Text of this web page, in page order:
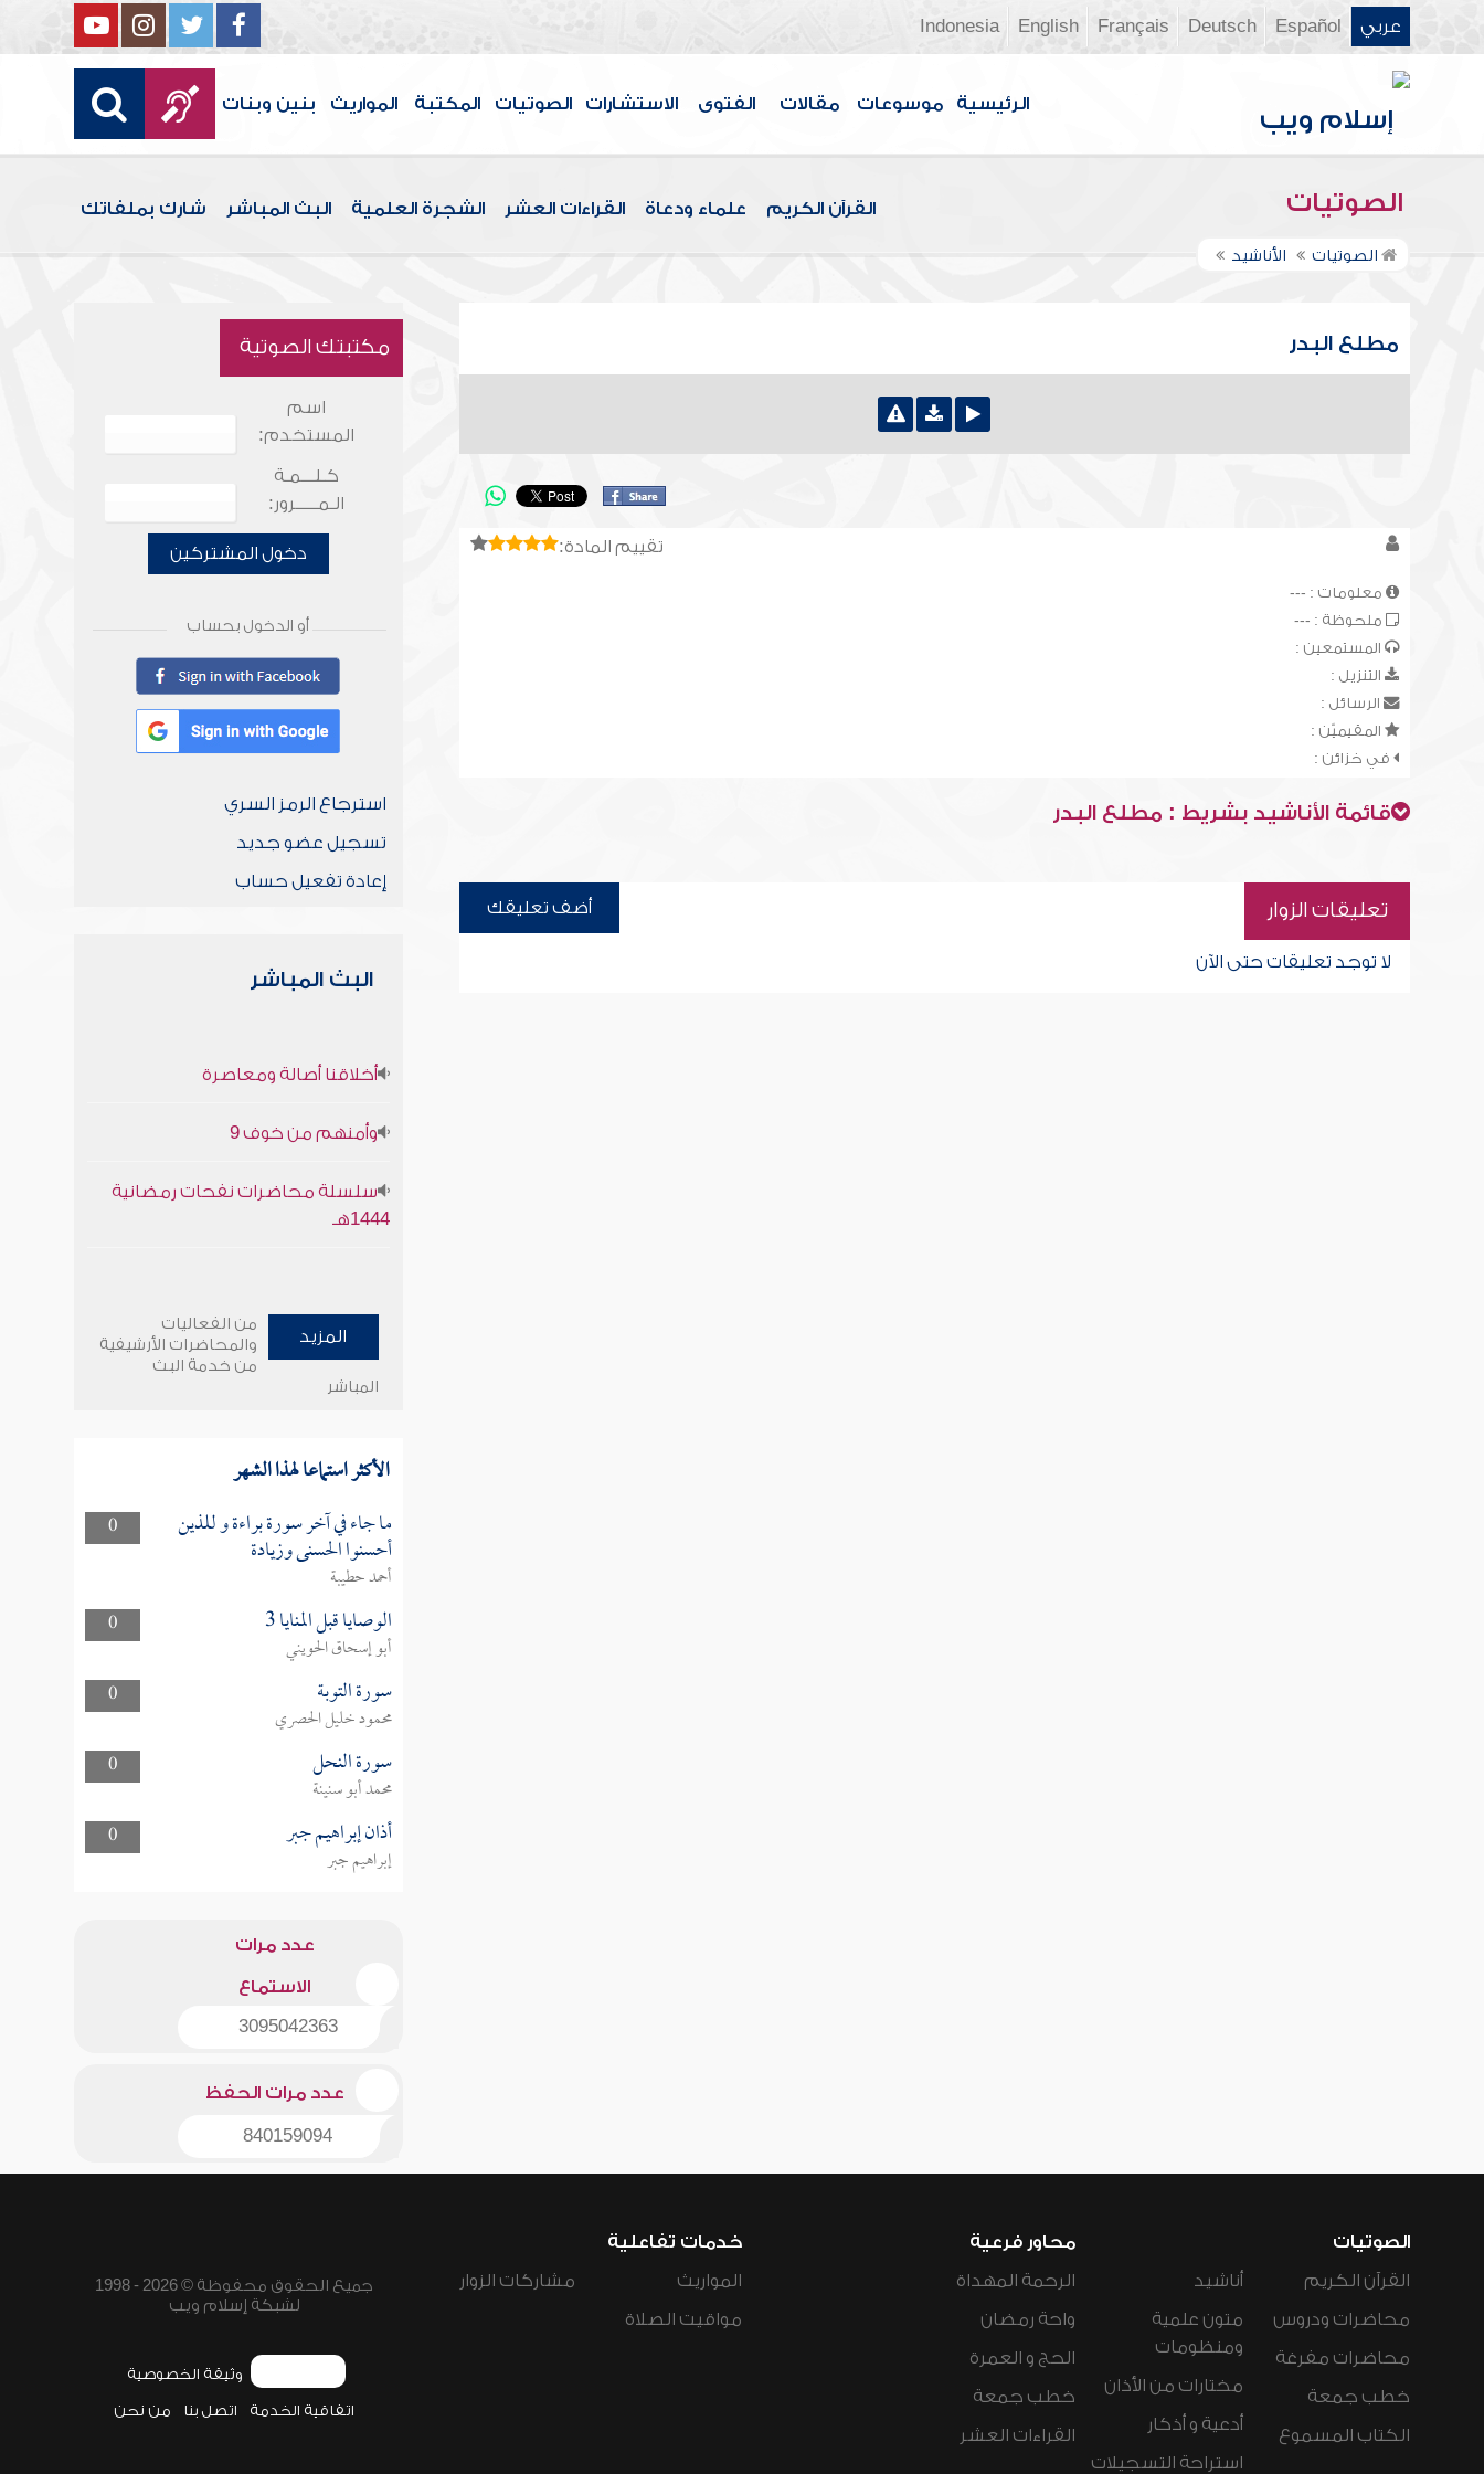
عربي Español
Deutsch
Français
English
Indonesia
الرئيسية موسوعات مقالات الفتوى الاستشارات الصوتيات المكتبة المواريث بنين وبنات
الصوتيات القرآن الكريم علماء ودعاة القراءات العشر الشجرة العلمية البث المباشر شارك بملفاتك
الصوتيات الأناشيد
مطلع البدر
تقييم المادة:
معلومات : ---
ملحوظة : ---
المستمعين :
التنزيل :
الرسائل :
المقيميّن :
في خزائن :
قائمة الأناشيد بشريط : مطلع البدر
تعليقات الزوار أضف تعليقك
لا توجد تعليقات حتى الآن
مكتبتك الصوتية
اسم
المستخدم:
كـلـــمـة
الـمـــــرور:
دخول المشتركين
أو الدخول بحساب
استرجاع الرمز السري
تسجيل عضو جديد
إعادة تفعيل حساب
البث المباشر
أخلاقنا أصالة ومعاصرة
وأمنهم من خوف 9
سلسلة محاضرات نفحات رمضانية
1444هـ
المزيد
من الفعاليات
والمحاضرات الأرشيفية
من خدمة البث
المباشر
الأكثر استماعا لهذا الشهر
0 ما جاء في آخر سورة براءة و للذين
أحسنوا الحسنى وزيادة
أحمد حطيبة
0
الوصايا قبل المنايا 3
أبو إسحاق الحويني
0
سورة التوبة
محمود خليل الحصري
0
سورة النحل
محمد أبو سنينة
0
أذان إبراهيم جبر
إبراهيم جبر
عدد مرات
الاستماع
3095042363
عدد مرات الحفظ
840159094
الصوتيات
القرآن الكريم
محاضرات ودروس
محاضرات مفرغة
خطب جمعة
الكتاب المسموع
أناشيد
متون علمية
ومنظومات
مختارات من الأذان
أدعية و أذكار
استراحة التسجيلات
محاور فرعية
الرحمة المهداة
واحة رمضان
الحج و العمرة
خطب جمعة
القراءات العشر
خدمات تفاعلية
المواريث
مواقيت الصلاة
مشاركات الزوار
جميع الحقوق محفوظة © 2026 - 1998
لشبكة إسلام ويب
وثيقة الخصوصية
اتفاقية الخدمة اتصل بنا من نحن